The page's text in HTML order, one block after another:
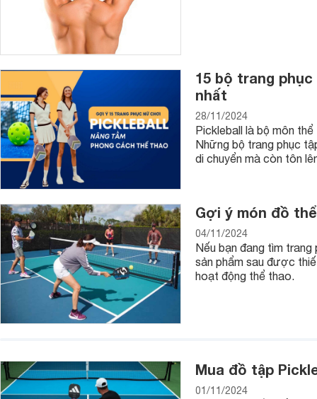
Đòn tạ Titan
15 bộ trang
nhất
28/11/2024
Pickleball là bộ môn
Những bộ trang phục
di chuyển mà còn tôn
Gợi ý món đồ
04/11/2024
Nếu bạn đang tìm
sản phẩm sau được
hoạt động thể thao.
Mua đồ tập
01/11/2024